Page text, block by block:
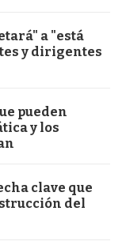
a "está
y dirigentes
pueden
y los
clave que
del